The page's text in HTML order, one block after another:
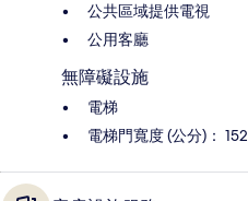
公共區域提供電視
公用客廳
無障礙設施
電梯
電梯門寬度 (公分)： 152